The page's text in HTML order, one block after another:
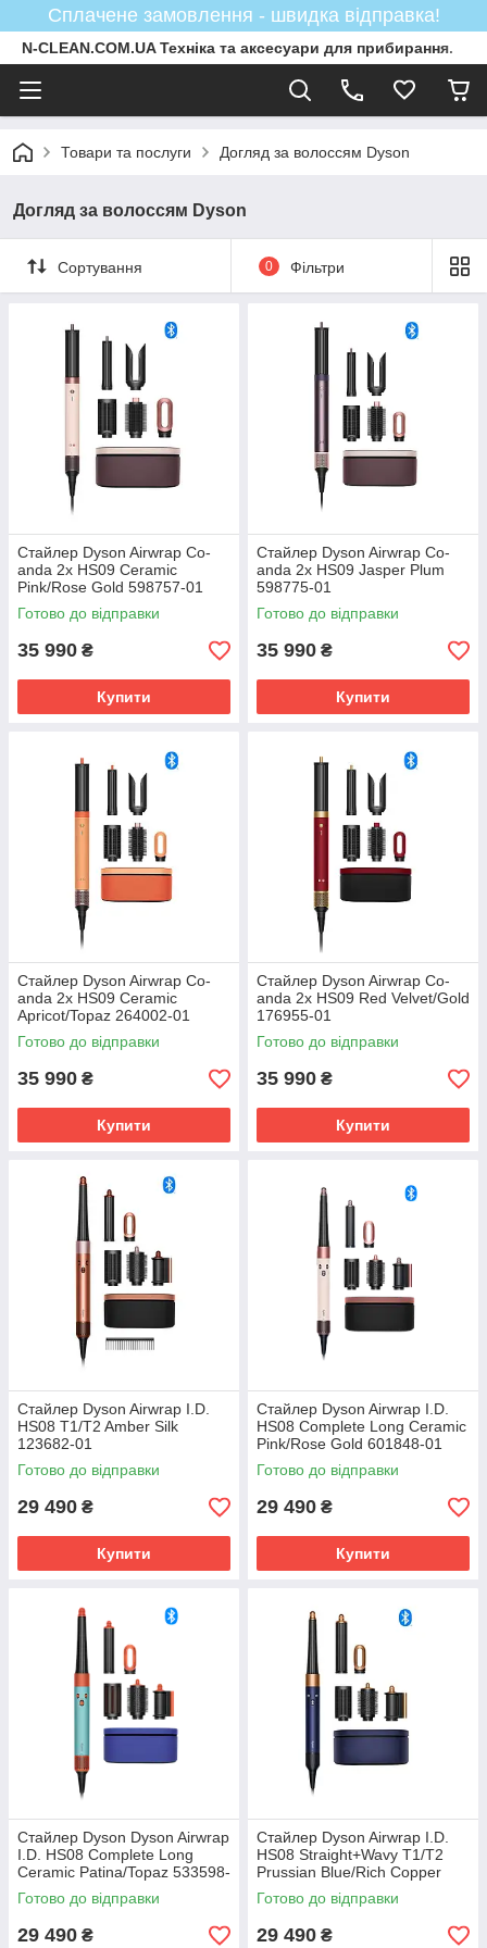
Сплачене замовлення - швидка відправка!
N-CLEAN.COM.UA Техніка та аксесуари для прибирання.
Товари та послуги Догляд за волоссям Dyson
Догляд за волоссям Dyson
Сортування 0 Фільтри
Стайлер Dyson Airwrap Co-
anda 2x HS09 Ceramic
Pink/Rose Gold 598757-01
Готово до відправки
35 990 ₴
Купити
Стайлер Dyson Airwrap Co-
anda 2x HS09 Jasper Plum
598775-01
Готово до відправки
35 990 ₴
Купити
Стайлер Dyson Airwrap Co-
anda 2x HS09 Ceramic
Apricot/Topaz 264002-01
Готово до відправки
35 990 ₴
Купити
Стайлер Dyson Airwrap Co-
anda 2x HS09 Red Velvet/Gold
176955-01
Готово до відправки
35 990 ₴
Купити
Стайлер Dyson Airwrap I.D.
HS08 T1/T2 Amber Silk
123682-01
Готово до відправки
29 490 ₴
Купити
Стайлер Dyson Airwrap I.D.
HS08 Complete Long Ceramic
Pink/Rose Gold 601848-01
Готово до відправки
29 490 ₴
Купити
Стайлер Dyson Dyson Airwrap
I.D. HS08 Complete Long
Ceramic Patina/Topaz 533598-
01
Готово до відправки
29 490 ₴
Стайлер Dyson Airwrap I.D.
HS08 Straight+Wavy T1/T2
Prussian Blue/Rich Copper
107163-01
Готово до відправки
29 490 ₴